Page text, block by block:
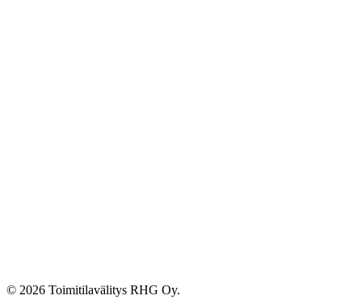
© 2026 Toimitilavälitys RHG Oy.